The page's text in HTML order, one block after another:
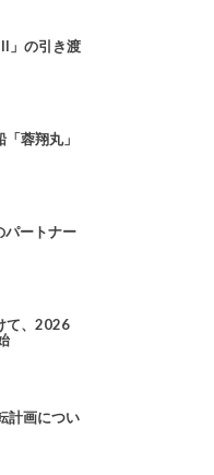
」の引き渡
蓉翔丸」
パートナー
て、2026
計画につい